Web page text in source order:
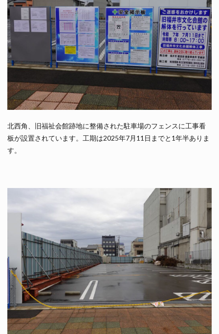
北西角、旧福祉会館跡地に整備された駐車場のフェンスに工事看
板が設置されています。工期は2025年7月11日までと1年半ありま
す。